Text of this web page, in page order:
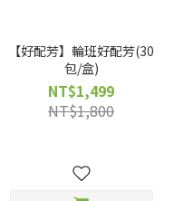
【好配芳】輪班好配芳(30
包/盒)
NT$1,499
NT$1,800